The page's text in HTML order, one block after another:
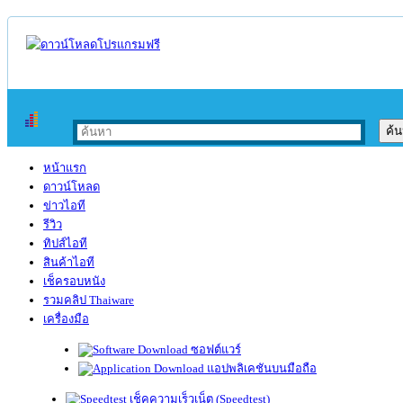
หน้าแรก
ดาวน์โหลด
ข่าวไอที
รีวิว
ทิปส์ไอที
สินค้าไอที
เช็ครอบหนัง
รวมคลิป Thaiware
เครื่องมือ
ซอฟต์แวร์
แอปพลิเคชันบนมือถือ
เช็คความเร็วเน็ต (Speedtest)